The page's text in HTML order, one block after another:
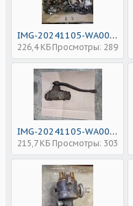
IMG-20241105-WA0004_1730840197297.jpg
226,4 КБ Просмотры: 289
IMG-20241105-WA0006_1730840197533.jpg
215,7 КБ Просмотры: 303